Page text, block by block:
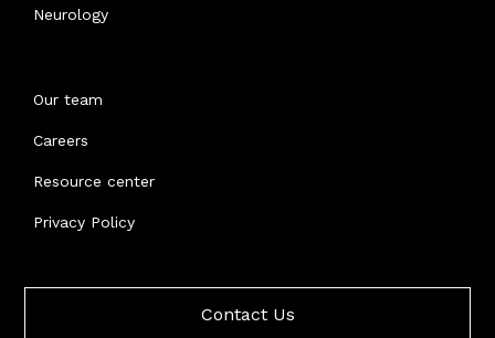
Neurology
Our team
Careers
Resource center
Privacy Policy
Contact Us